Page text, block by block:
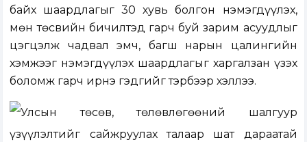
байх шаардлагыг 30 хувь болгон нэмэгдүүлэх,
мөн төсвийн бичилтэд гарч буй зарим асуудлыг
цэгцэлж чадвал эмч, багш нарын цалингийн
хэмжээг нэмэгдүүлэх шаардлагыг харгалзан үзэх
боломж гарч ирнэ гэдгийг тэрбээр хэллээ.
Улсын төсөв, төлөвлөгөөний шалгуур
үзүүлэлтийг сайжруулах талаар шат дараатай